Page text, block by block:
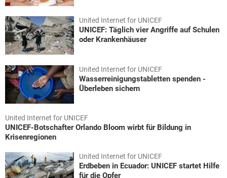
United Internet for UNICEF
UNICEF: Täglich vier Angriffe auf Schulen
oder Krankenhäuser
United Internet for UNICEF
Wasserreinigungstabletten spenden -
Überleben sichern
United Internet for UNICEF
UNICEF-Botschafter Orlando Bloom wirbt für Bildung in
Krisenregionen
United Internet for UNICEF
Erdbeben in Ecuador: UNICEF startet Hilfe
für die Opfer